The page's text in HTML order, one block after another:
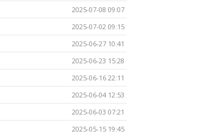
2025-07-08 09:07
2025-07-02 09:15
2025-06-27 10:41
2025-06-23 15:28
2025-06-16 22:11
2025-06-04 12:53
2025-06-03 07:21
2025-05-15 19:45